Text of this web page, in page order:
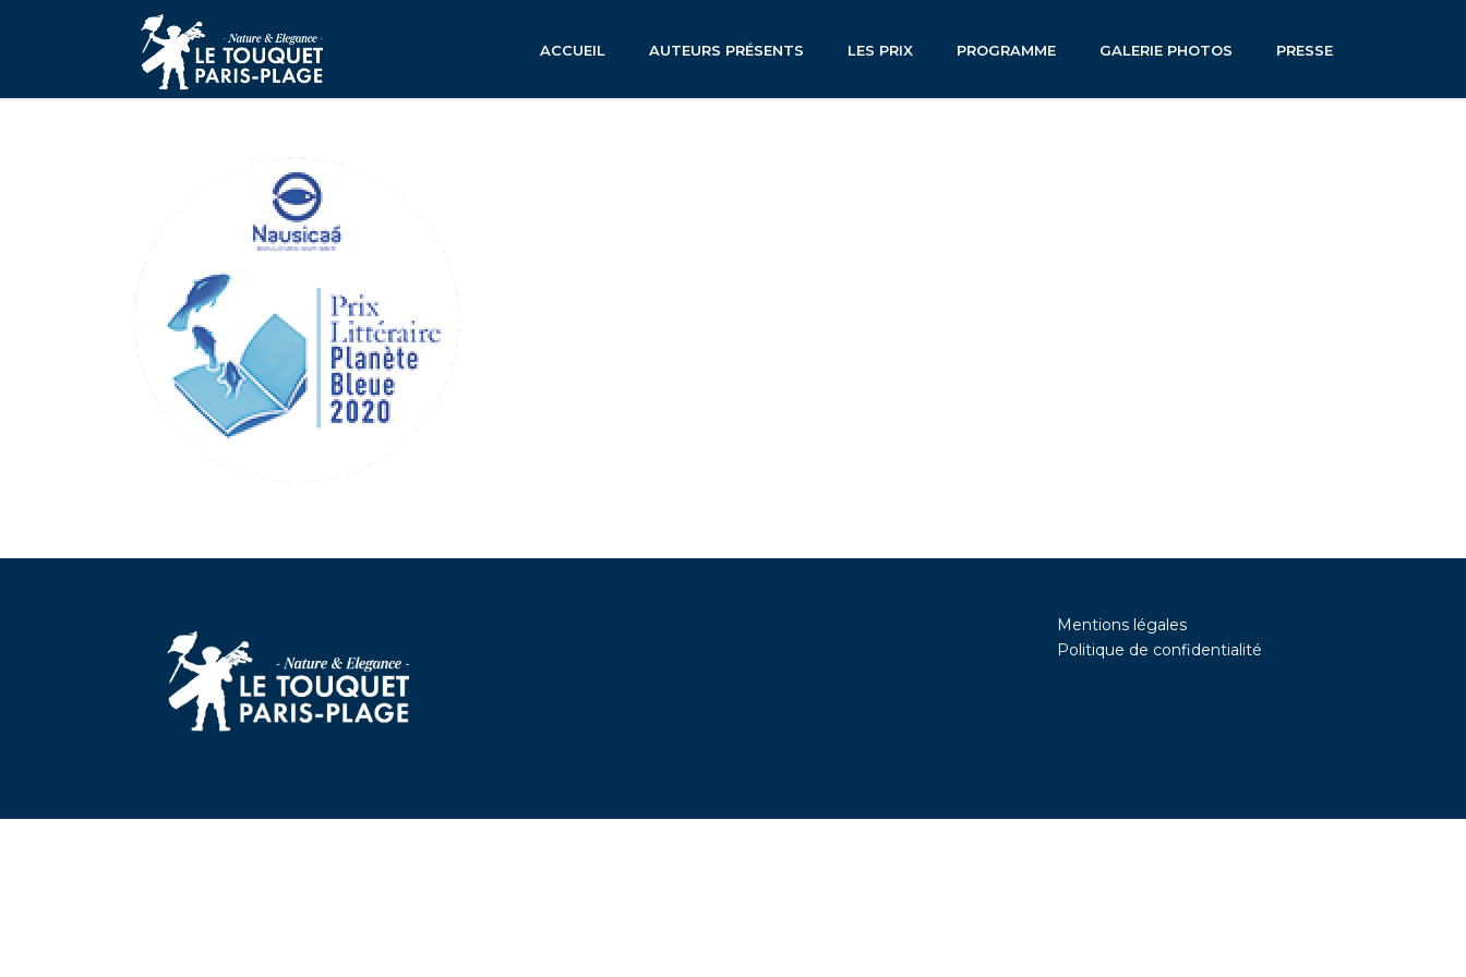
ACCUEIL AUTEURS PRÉSENTS LES PRIX PROGRAMME GALERIE PHOTOS PRESSE
Mentions légales
Politique de confidentialité